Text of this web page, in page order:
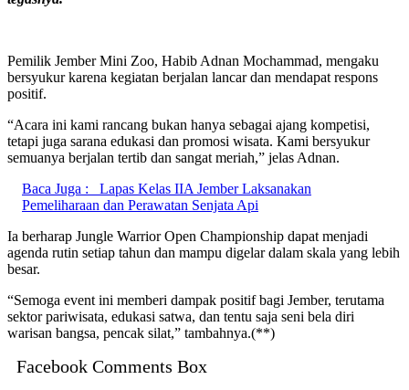
Pemilik Jember Mini Zoo, Habib Adnan Mochammad, mengaku
bersyukur karena kegiatan berjalan lancar dan mendapat respons
positif.
“Acara ini kami rancang bukan hanya sebagai ajang kompetisi,
tetapi juga sarana edukasi dan promosi wisata. Kami bersyukur
semuanya berjalan tertib dan sangat meriah,” jelas Adnan.
Baca Juga :
Lapas Kelas IIA Jember Laksanakan
Pemeliharaan dan Perawatan Senjata Api
Ia berharap Jungle Warrior Open Championship dapat menjadi
agenda rutin setiap tahun dan mampu digelar dalam skala yang lebih
besar.
“Semoga event ini memberi dampak positif bagi Jember, terutama
sektor pariwisata, edukasi satwa, dan tentu saja seni bela diri
warisan bangsa, pencak silat,” tambahnya.(**)
Facebook Comments Box